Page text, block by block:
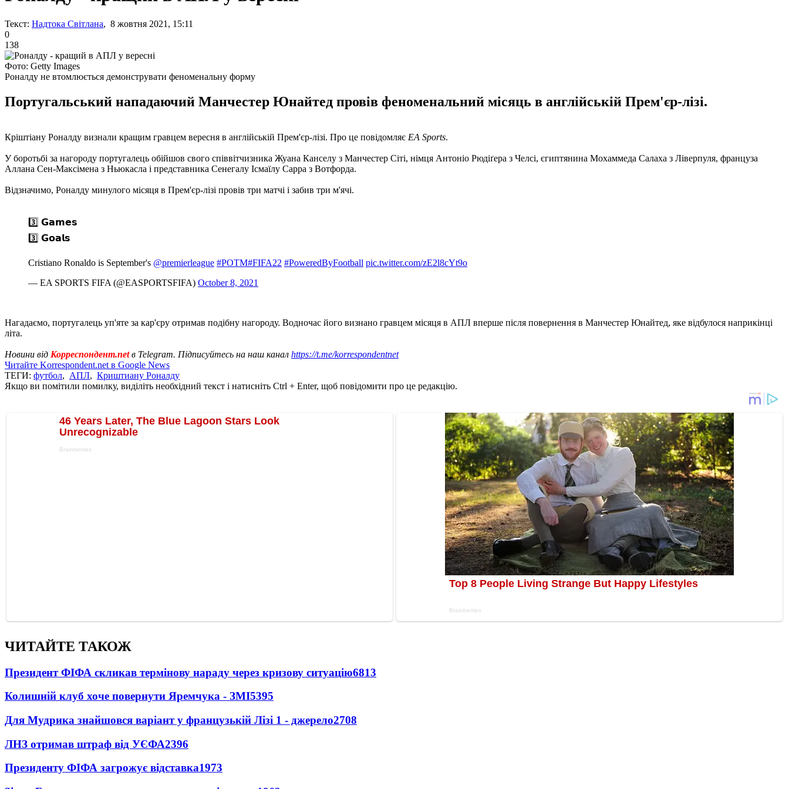
Текст: Надтока Світлана, 8 жовтня 2021, 15:11
0
138
Фото: Getty Images
Роналду не втомлюється демонструвати феноменальну форму
Португальський нападаючий Манчестер Юнайтед провів феноменальний місяць в англійській Прем'єр-лізі.
Кріштіану Роналду визнали кращим гравцем вересня в англійській Прем'єр-лізі. Про це повідомляє EA Sports.
У боротьбі за нагороду португалець обійшов свого співвітчизника Жуана Канселу з Манчестер Сіті, німця Антоніо Рюдіґера з Челсі, єгиптянина Мохаммеда Салаха з Ліверпуля, француза
Аллана Сен-Максімена з Ньюкасла і представника Сенегалу Ісмаїлу Сарра з Вотфорда.
Відзначимо, Роналду минулого місяця в Прем'єр-лізі провів три матчі і забив три м'ячі.
3️⃣ 𝗚𝗮𝗺𝗲𝘀
3️⃣ 𝗚𝗼𝗮𝗹𝘀
Cristiano Ronaldo is September's @premierleague #POTM#FIFA22 #PoweredByFootball pic.twitter.com/zE2l8cYt9o
— EA SPORTS FIFA (@EASPORTSFIFA) October 8, 2021
Нагадаємо, португалець уп'яте за кар'єру отримав подібну нагороду. Водночас його визнано гравцем місяця в АПЛ вперше після повернення в Манчестер Юнайтед, яке відбулося наприкінці
літа.
Новини від Корреспондент.netв Telegram. Підписуйтесь на наш канал https://t.me/korrespondentnet
Читайте Korrespondent.net в Google News
ТЕГИ: футбол, АПЛ, Криштиану Роналду
Якщо ви помітили помилку, виділіть необхідний текст і натисніть Ctrl + Enter, щоб повідомити про це редакцію.
ЧИТАЙТЕ ТАКОЖ
Президент ФІФА скликав термінову нараду через кризову ситуацію6813
Колишній клуб хоче повернути Яремчука - ЗМІ5395
Для Мудрика знайшовся варіант у французькій Лізі 1 - джерело2708
ЛНЗ отримав штраф від УЄФА2396
Президенту ФІФА загрожує відставка1973